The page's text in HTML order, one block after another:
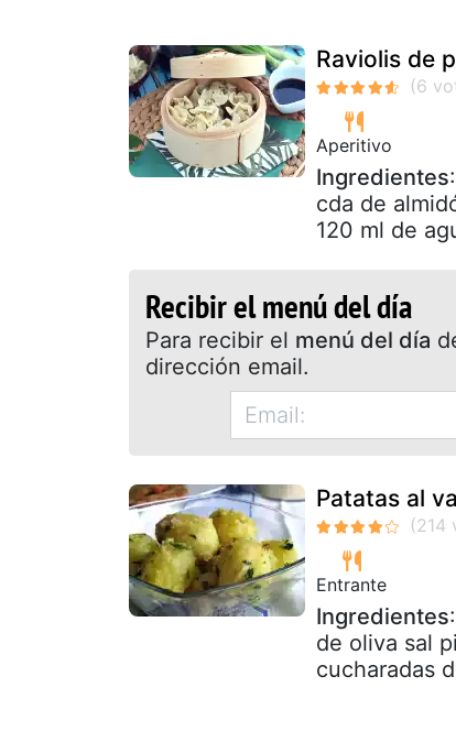
Raviolis de
Aperitivo
Ingredientes
cda de
120 ml de
Recibir el menú del día
Para recibir el menú del día
dirección email.
Patatas al
Entrante
Ingredientes
de oliva sal
cucharadas